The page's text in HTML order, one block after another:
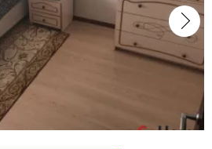
разделы